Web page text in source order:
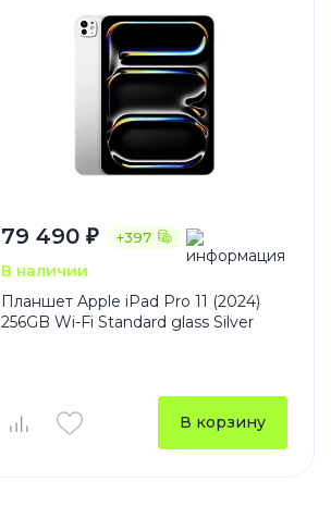
+397
79 490 ₽
В наличии
Планшет Apple iPad Pro 11 (2024)
256GB Wi-Fi Standard glass Silver
В корзину